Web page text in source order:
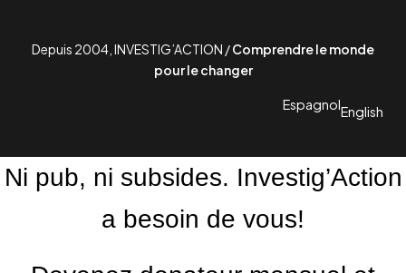
Depuis 2004, INVESTIG’ACTION /Comprendre le monde
pour le changer
EspagnolEnglish
Ni pub, ni subsides. Investig’Action
a besoin de vous!